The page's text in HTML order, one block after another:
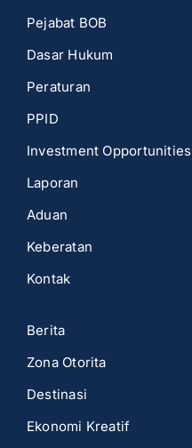
Pejabat BOB
Dasar Hukum
Peraturan
PPID
Investment Opportunities
Laporan
Aduan
Keberatan
Kontak
Berita
Zona Otorita
Destinasi
Ekonomi Kreatif